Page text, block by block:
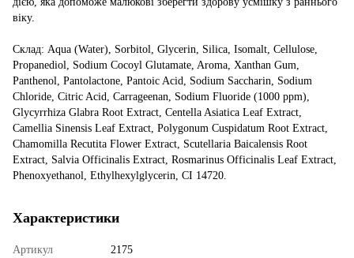
віку.
Склад: Aqua (Water), Sorbitol, Glycerin, Silica, Isomalt, Cellulose,
Propanediol, Sodium Cocoyl Glutamate, Aroma, Xanthan Gum,
Panthenol, Pantolactone, Pantoic Acid, Sodium Saccharin, Sodium
Chloride, Citric Acid, Carrageenan, Sodium Fluoride (1000 ppm),
Glycyrrhiza Glabra Root Extract, Centella Asiatica Leaf Extract,
Camellia Sinensis Leaf Extract, Polygonum Cuspidatum Root Extract,
Chamomilla Recutita Flower Extract, Scutellaria Baicalensis Root
Extract, Salvia Officinalis Extract, Rosmarinus Officinalis Leaf Extract,
Phenoxyethanol, Ethylhexylglycerin, CI 14720.
Характеристики
Артикул
2175